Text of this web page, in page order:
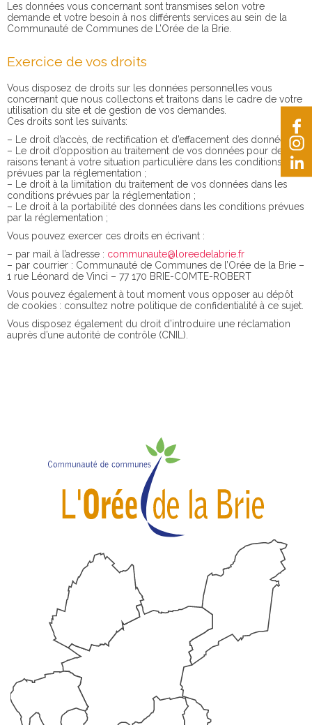
Les données vous concernant sont transmises selon votre
demande et votre besoin à nos différents services au sein de la
Communauté de Communes de L’Orée de la Brie.
Exercice de vos droits
Vous disposez de droits sur les données personnelles vous
concernant que nous collectons et traitons dans le cadre de votre
utilisation du site et de gestion de vos demandes.
Ces droits sont les suivants:
– Le droit d’accès, de rectification et d’effacement des données ;
– Le droit d’opposition au traitement de vos données pour des
raisons tenant à votre situation particulière dans les conditions
prévues par la réglementation ;
– Le droit à la limitation du traitement de vos données dans les
conditions prévues par la réglementation ;
– Le droit à la portabilité des données dans les conditions prévues
par la réglementation ;
Vous pouvez exercer ces droits en écrivant :
– par mail à l’adresse : communaute@loreedelabrie.fr
– par courrier : Communauté de Communes de l’Orée de la Brie –
1 rue Léonard de Vinci – 77 170 BRIE-COMTE-ROBERT
Vous pouvez également à tout moment vous opposer au dépôt
de cookies : consultez notre politique de confidentialité à ce sujet.
Vous disposez également du droit d’introduire une réclamation
auprès d’une autorité de contrôle (CNIL).